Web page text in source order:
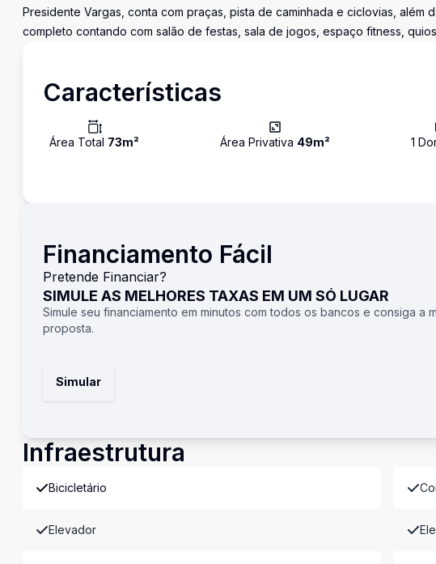
Presidente Vargas, conta com praças, pista de caminhada e ciclovias,
completo contando com salão de festas, sala de jogos, espaço fitness,
Características
Área Total 73m² Área Privativa 49m² 1
Financiamento Fácil
Pretende Financiar?
SIMULE AS MELHORES TAXAS EM UM SÓ LUGAR
Simule seu financiamento em minutos com todos os bancos e consiga a
proposta.
Simular
Infraestrutura
Bicicletário
Elevador